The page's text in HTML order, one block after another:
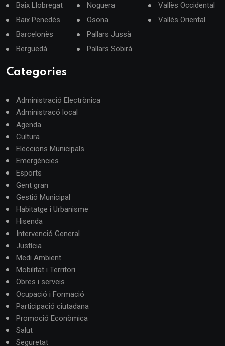
Baix Llobregat
Baix Penedès
Barcelonès
Berguedà
Noguera
Osona
Pallars Jussà
Pallars Sobirà
Vallès Occidental
Vallès Oriental
Categories
Administració Electrònica
Administracó local
Agenda
Cultura
Eleccions Municipals
Emergències
Esports
Gent gran
Gestió Municipal
Habitatge i Urbanisme
Hisenda
Intervenció General
Justícia
Medi Ambient
Mobilitat i Territori
Obres i serveis
Ocupació i Formació
Participació ciutadana
Promoció Econòmica
Salut
Seguretat